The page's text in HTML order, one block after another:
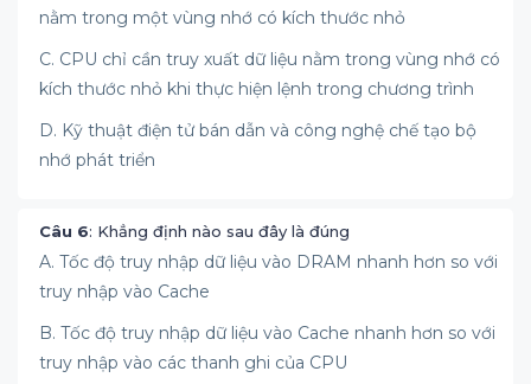
nằm trong một vùng nhớ có kích thước nhỏ
C. CPU chỉ cần truy xuất dữ liệu nằm trong vùng nhớ có
kích thước nhỏ khi thực hiện lệnh trong chương trình
D. Kỹ thuật điện tử bán dẫn và công nghệ chế tạo bộ
nhớ phát triển
Câu 6: Khẳng định nào sau đây là đúng
A. Tốc độ truy nhập dữ liệu vào DRAM nhanh hơn so với
truy nhập vào Cache
B. Tốc độ truy nhập dữ liệu vào Cache nhanh hơn so với
truy nhập vào các thanh ghi của CPU